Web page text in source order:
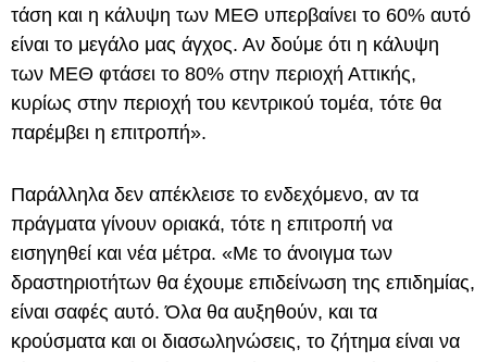
τάση και η κάλυψη των ΜΕΘ υπερβαίνει το 60% αυτό
είναι το μεγάλο μας άγχος. Αν δούμε ότι η κάλυψη
των ΜΕΘ φτάσει το 80% στην περιοχή Αττικής,
κυρίως στην περιοχή του κεντρικού τομέα, τότε θα
παρέμβει η επιτροπή».
Παράλληλα δεν απέκλεισε το ενδεχόμενο, αν τα
πράγματα γίνουν οριακά, τότε η επιτροπή να
εισηγηθεί και νέα μέτρα. «Με το άνοιγμα των
δραστηριοτήτων θα έχουμε επιδείνωση της επιδημίας,
είναι σαφές αυτό. Όλα θα αυξηθούν, και τα
κρούσματα και οι διασωληνώσεις, το ζήτημα είναι να